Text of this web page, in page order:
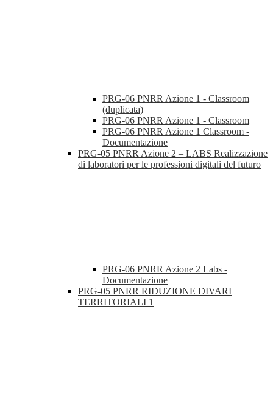
PRG-06 PNRR Azione 1 - Classroom
(duplicata)
PRG-06 PNRR Azione 1 - Classroom
PRG-06 PNRR Azione 1 Classroom -
Documentazione
PRG-05 PNRR Azione 2 – LABS Realizzazione
di laboratori per le professioni digitali del futuro
PRG-06 PNRR Azione 2 Labs -
Documentazione
PRG-05 PNRR RIDUZIONE DIVARI
TERRITORIALI 1